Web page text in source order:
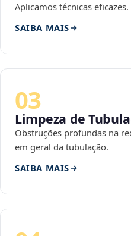
Aplicamos técnicas eficazes.
SAIBA MAIS
03
Limpeza de
Obstruções profundas na
em geral da tubulação.
SAIBA MAIS